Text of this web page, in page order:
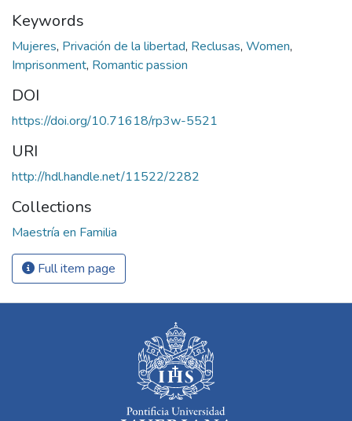
Keywords
Mujeres, Privación de la libertad, Reclusas, Women,
Imprisonment, Romantic passion
DOI
https://doi.org/10.71618/rp3w-5521
URI
http://hdl.handle.net/11522/2282
Collections
Maestría en Familia
Full item page